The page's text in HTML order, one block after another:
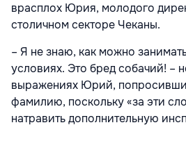
врасплох Юрия, молодого
столичном секторе Чеканы.
– Я не знаю, как можно
условиях. Это бред собачий! –
выражениях Юрий,
фамилию, поскольку «за эти
натравить дополнительную